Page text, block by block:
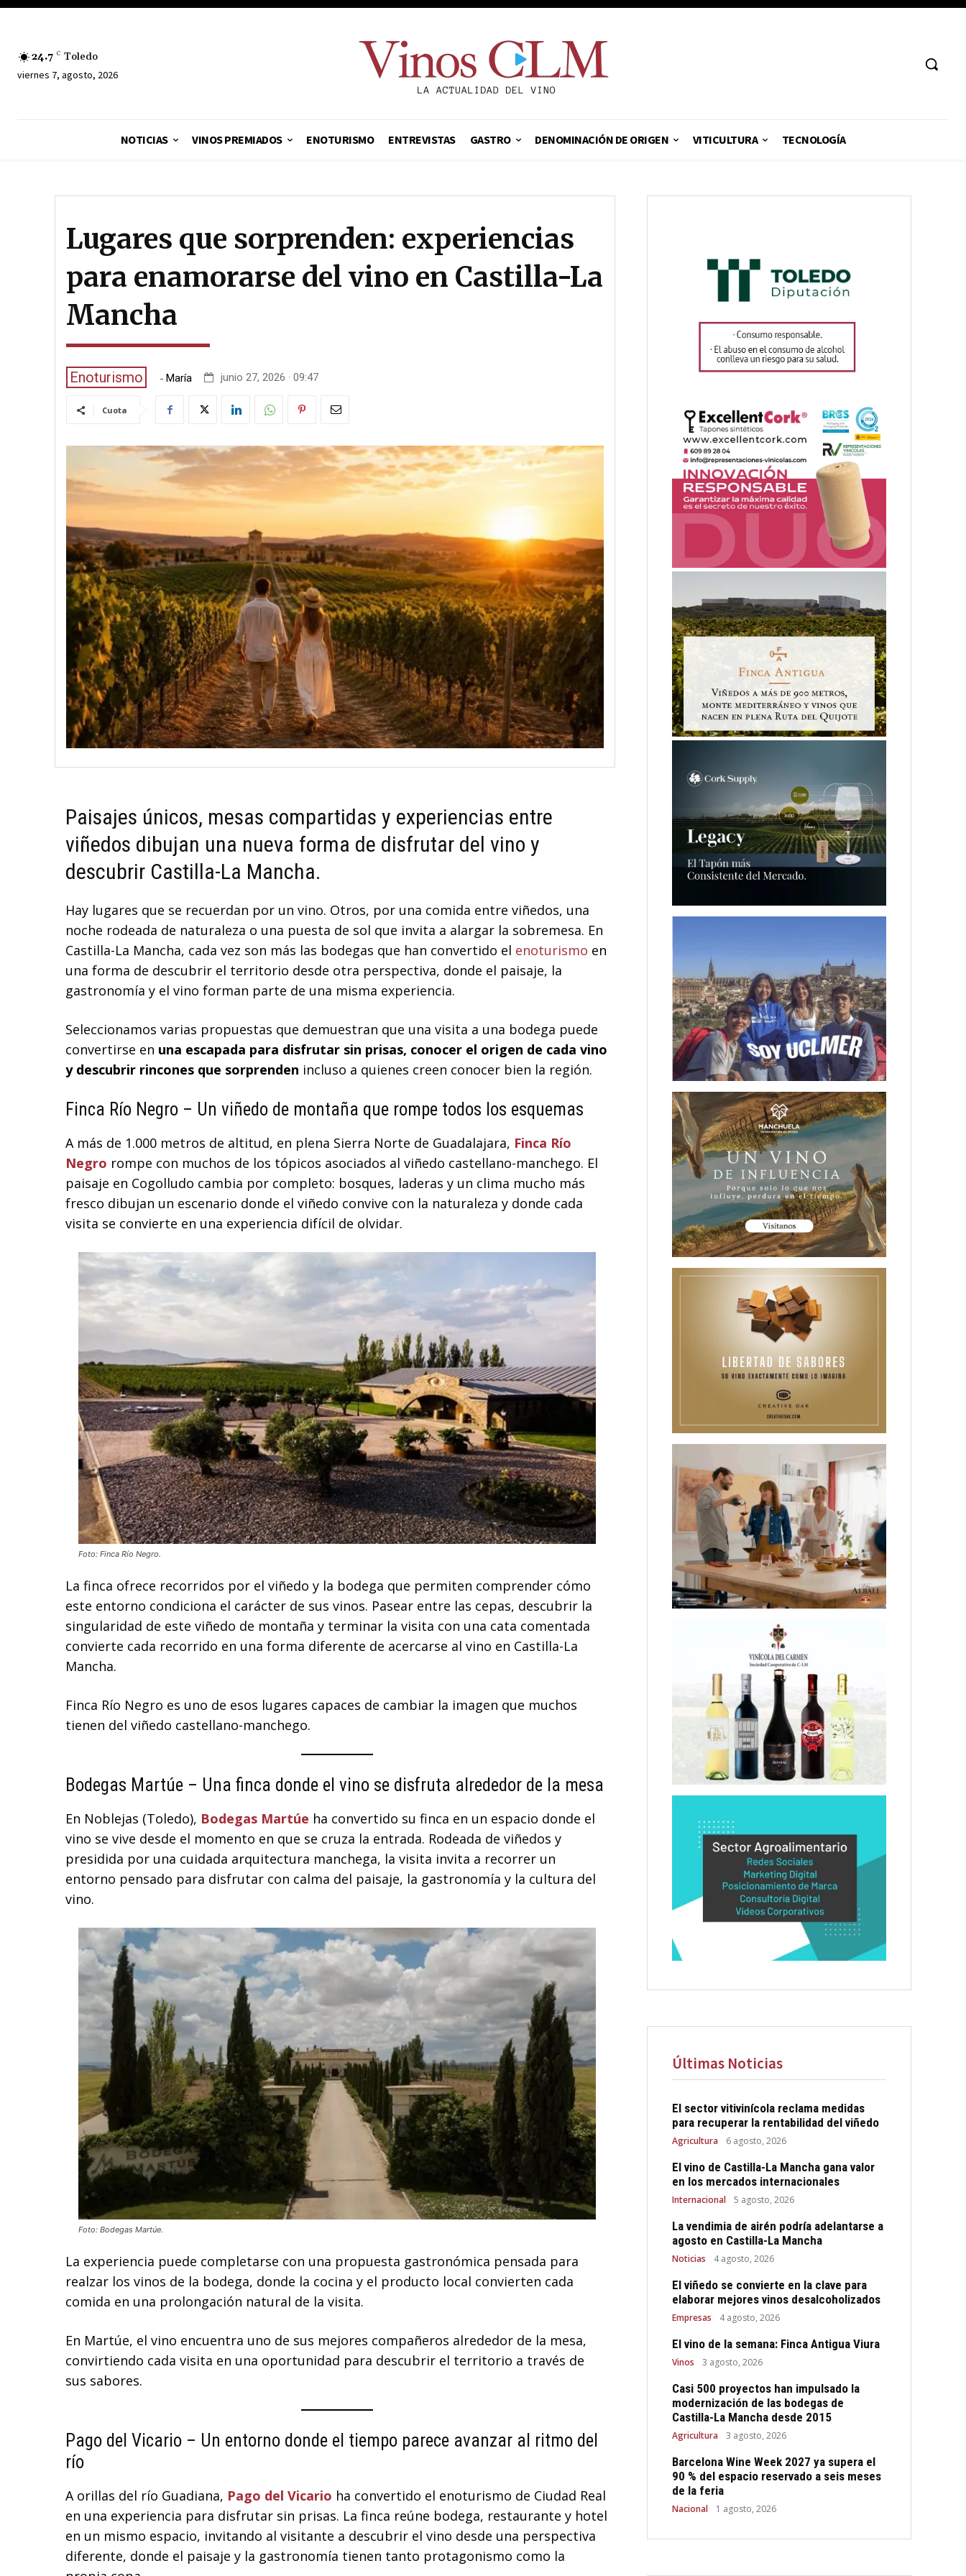
24.7 C Toledo
viernes 7, agosto, 2026
NOTICIAS VINOS PREMIADOS ENOTURISMO ENTREVISTAS GASTRO DENOMINACIÓN DE ORIGEN VITICULTURA TECNOLOGÍA
Lugares que sorprenden: experiencias
para enamorarse del vino en Castilla-La
Mancha
Enoturismo - María junio 27, 2026 · 09:47
Cuota
Paisajes únicos, mesas compartidas y experiencias entre
viñedos dibujan una nueva forma de disfrutar del vino y
descubrir Castilla-La Mancha.
Hay lugares que se recuerdan por un vino. Otros, por una comida entre viñedos, una
noche rodeada de naturaleza o una puesta de sol que invita a alargar la sobremesa. En
Castilla-La Mancha, cada vez son más las bodegas que han convertido el enoturismo en
una forma de descubrir el territorio desde otra perspectiva, donde el paisaje, la
gastronomía y el vino forman parte de una misma experiencia.
Seleccionamos varias propuestas que demuestran que una visita a una bodega puede
convertirse en una escapada para disfrutar sin prisas, conocer el origen de cada vino
y descubrir rincones que sorprenden incluso a quienes creen conocer bien la región.
Finca Río Negro – Un viñedo de montaña que rompe todos los esquemas
A más de 1.000 metros de altitud, en plena Sierra Norte de Guadalajara, Finca Río
Negro rompe con muchos de los tópicos asociados al viñedo castellano-manchego. El
paisaje en Cogolludo cambia por completo: bosques, laderas y un clima mucho más
fresco dibujan un escenario donde el viñedo convive con la naturaleza y donde cada
visita se convierte en una experiencia difícil de olvidar.
Foto: Finca Río Negro.
La finca ofrece recorridos por el viñedo y la bodega que permiten comprender cómo
este entorno condiciona el carácter de sus vinos. Pasear entre las cepas, descubrir la
singularidad de este viñedo de montaña y terminar la visita con una cata comentada
convierte cada recorrido en una forma diferente de acercarse al vino en Castilla-La
Mancha.
Finca Río Negro es uno de esos lugares capaces de cambiar la imagen que muchos
tienen del viñedo castellano-manchego.
Bodegas Martúe – Una finca donde el vino se disfruta alrededor de la mesa
En Noblejas (Toledo), Bodegas Martúe ha convertido su finca en un espacio donde el
vino se vive desde el momento en que se cruza la entrada. Rodeada de viñedos y
presidida por una cuidada arquitectura manchega, la visita invita a recorrer un
entorno pensado para disfrutar con calma del paisaje, la gastronomía y la cultura del
vino.
Foto: Bodegas Martúe.
La experiencia puede completarse con una propuesta gastronómica pensada para
realzar los vinos de la bodega, donde la cocina y el producto local convierten cada
comida en una prolongación natural de la visita.
En Martúe, el vino encuentra uno de sus mejores compañeros alrededor de la mesa,
convirtiendo cada visita en una oportunidad para descubrir el territorio a través de
sus sabores.
Pago del Vicario – Un entorno donde el tiempo parece avanzar al ritmo del
río
A orillas del río Guadiana, Pago del Vicario ha convertido el enoturismo de Ciudad Real
en una experiencia para disfrutar sin prisas. La finca reúne bodega, restaurante y hotel
en un mismo espacio, invitando al visitante a descubrir el vino desde una perspectiva
diferente, donde el paisaje y la gastronomía tienen tanto protagonismo como la
Últimas Noticias
El sector vitivinícola reclama medidas
para recuperar la rentabilidad del viñedo
Agricultura 6 agosto, 2026
El vino de Castilla-La Mancha gana valor
en los mercados internacionales
Internacional 5 agosto, 2026
La vendimia de airén podría adelantarse a
agosto en Castilla-La Mancha
Noticias 4 agosto, 2026
El viñedo se convierte en la clave para
elaborar mejores vinos desalcoholizados
Empresas 4 agosto, 2026
El vino de la semana: Finca Antigua Viura
Vinos 3 agosto, 2026
Casi 500 proyectos han impulsado la
modernización de las bodegas de
Castilla-La Mancha desde 2015
Agricultura 3 agosto, 2026
Barcelona Wine Week 2027 ya supera el
90 % del espacio reservado a seis meses
de la feria
Nacional 1 agosto, 2026